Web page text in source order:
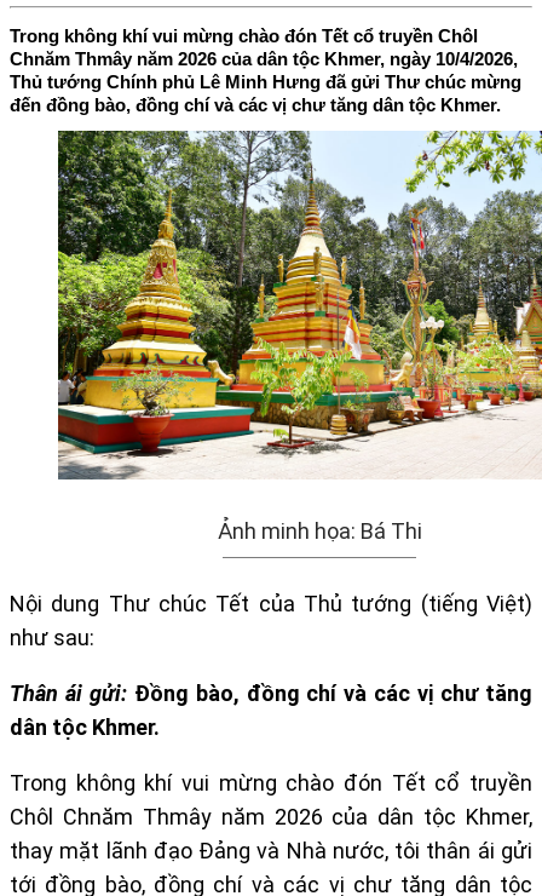
Trong không khí vui mừng chào đón Tết cổ truyền Chôl
Chnăm Thmây năm 2026 của dân tộc Khmer, ngày 10/4/2026,
Thủ tướng Chính phủ Lê Minh Hưng đã gửi Thư chúc mừng
đến đồng bào, đồng chí và các vị chư tăng dân tộc Khmer.
Ảnh minh họa: Bá Thi
Nội dung Thư chúc Tết của Thủ tướng (tiếng Việt)
như sau:
Thân ái gửi: Đồng bào, đồng chí và các vị chư tăng
dân tộc Khmer.
Trong không khí vui mừng chào đón Tết cổ truyền
Chôl Chnăm Thmây năm 2026 của dân tộc Khmer,
thay mặt lãnh đạo Đảng và Nhà nước, tôi thân ái gửi
tới đồng bào, đồng chí và các vị chư tăng dân tộc